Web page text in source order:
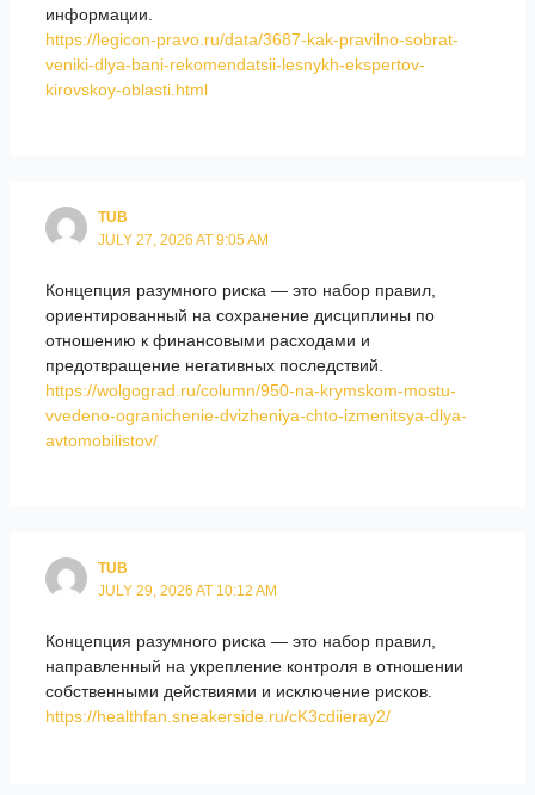
информации.
https://legicon-pravo.ru/data/3687-kak-pravilno-sobrat-
veniki-dlya-bani-rekomendatsii-lesnykh-ekspertov-
kirovskoy-oblasti.html
TUB
JULY 27, 2026 AT 9:05 AM
Концепция разумного риска — это набор правил,
ориентированный на сохранение дисциплины по
отношению к финансовыми расходами и
предотвращение негативных последствий.
https://wolgograd.ru/column/950-na-krymskom-mostu-
vvedeno-ogranichenie-dvizheniya-chto-izmenitsya-dlya-
avtomobilistov/
TUB
JULY 29, 2026 AT 10:12 AM
Концепция разумного риска — это набор правил,
направленный на укрепление контроля в отношении
собственными действиями и исключение рисков.
https://healthfan.sneakerside.ru/cK3cdiieray2/